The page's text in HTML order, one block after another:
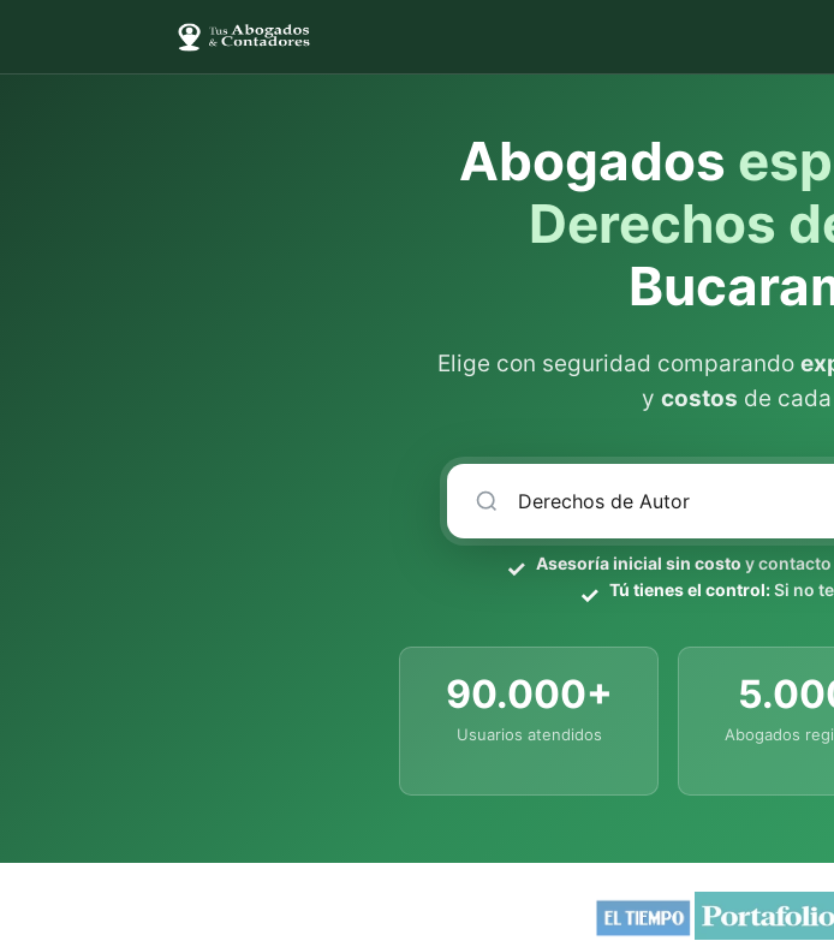
Abogados
Derechos
Elige con seguridad comparando
y costos de
Asesoría inicial sin costo y
Tú tienes el control:Si no
90.000+
Usuarios atendidos Abogados